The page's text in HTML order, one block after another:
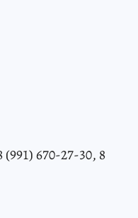
670-27-30, 8